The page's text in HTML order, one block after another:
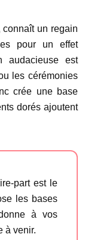
connaît un regain
pour un effet
audacieuse est
les cérémonies
crée une base
dorés ajoutent
part est le
les bases
à vos
à venir.